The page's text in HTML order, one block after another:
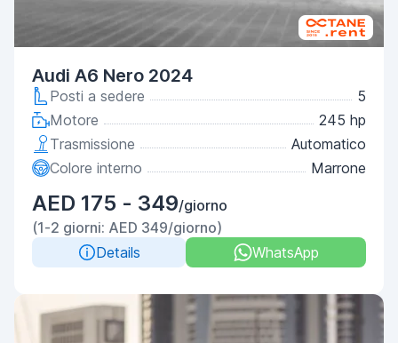
Audi A6 Nero 2024
Posti a sedere
5
Motore
245 hp
Trasmissione
Automatico
Colore interno
Marrone
AED 175 - 349/giorno
(1-2 giorni: AED 349/giorno)
Details
WhatsApp